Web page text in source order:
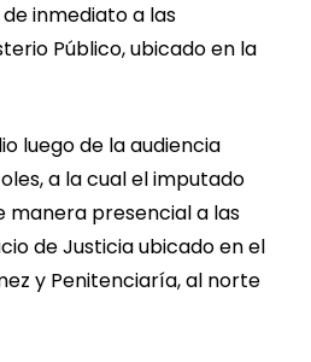
inmediato a las
Público, ubicado en la
luego de la audiencia
a la cual el imputado
presencial a las
de Justicia ubicado en el
y Penitenciaría, al norte